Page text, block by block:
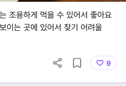
조용하게 먹을 수 있어서 좋아요
이는 곳에 있어서 찾기 어려울
9